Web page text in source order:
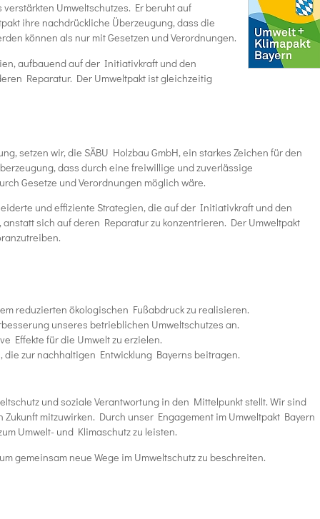
Umweltschutzes. Er beruht auf
ihre nachdrückliche Überzeugung, dass die
können als nur mit Gesetzen und Verordnungen.
aufbauend auf der Initiativkraft und den
Reparatur. Der Umweltpakt ist gleichzeitig
setzen wir, die SÄBU Holzbau GmbH, ein starkes Zeichen für den
dass durch eine freiwillige und zuverlässige
Gesetze und Verordnungen möglich wäre.
und effiziente Strategien, die auf der Initiativkraft und den
sich auf deren Reparatur zu konzentrieren. Der Umweltpakt
reduzierten ökologischen Fußabdruck zu realisieren.
unseres betrieblichen Umweltschutzes an.
Effekte für die Umwelt zu erzielen.
zur nachhaltigen Entwicklung Bayerns beitragen.
und soziale Verantwortung in den Mittelpunkt stellt. Wir sind
mitzuwirken. Durch unser Engagement im Umweltpakt Bayern
Umwelt- und Klimaschutz zu leisten.
gemeinsam neue Wege im Umweltschutz zu beschreiten.